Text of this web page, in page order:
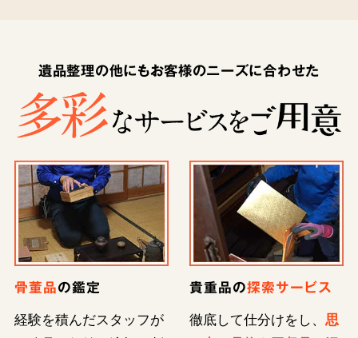
遺品整理の他にもお客様のニーズに合わせた
骨董品の鑑定
経験を積んだスタッフが
貴重品の探索サービス
徹底して仕分けをし、 思